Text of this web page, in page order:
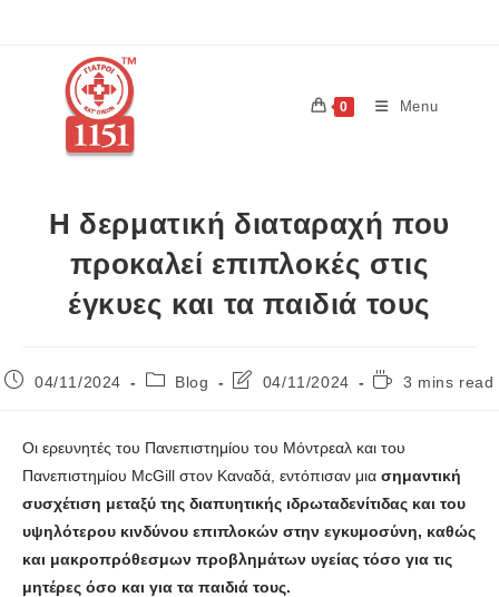
0 Menu
Η δερματική διαταραχή που
προκαλεί επιπλοκές στις
έγκυες και τα παιδιά τους
04/11/2024 Blog 04/11/2024 3 mins read
Οι ερευνητές του Πανεπιστημίου του Μόντρεαλ και του
Πανεπιστημίου McGill στον Καναδά, εντόπισαν μια σημαντική
συσχέτιση μεταξύ της διαπυητικής ιδρωταδενίτιδας και του
υψηλότερου κινδύνου επιπλοκών στην εγκυμοσύνη, καθώς
και μακροπρόθεσμων προβλημάτων υγείας τόσο για τις
μητέρες όσο και για τα παιδιά τους.